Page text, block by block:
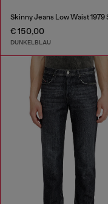
€ 150,00
DUNKELBLAU